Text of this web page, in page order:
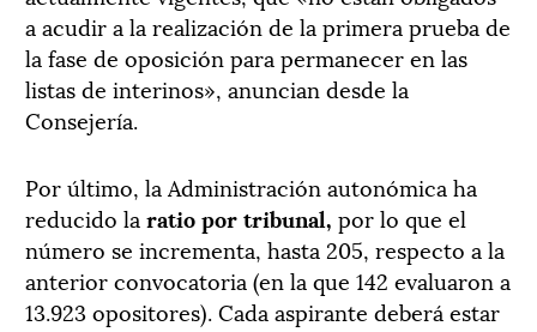
a acudir a la realización de la primera prueba de
la fase de oposición para permanecer en las
listas de interinos», anuncian desde la
Consejería.
Por último, la Administración autonómica ha
reducido la ratio por tribunal, por lo que el
número se incrementa, hasta 205, respecto a la
anterior convocatoria (en la que 142 evaluaron a
13.923 opositores). Cada aspirante deberá estar